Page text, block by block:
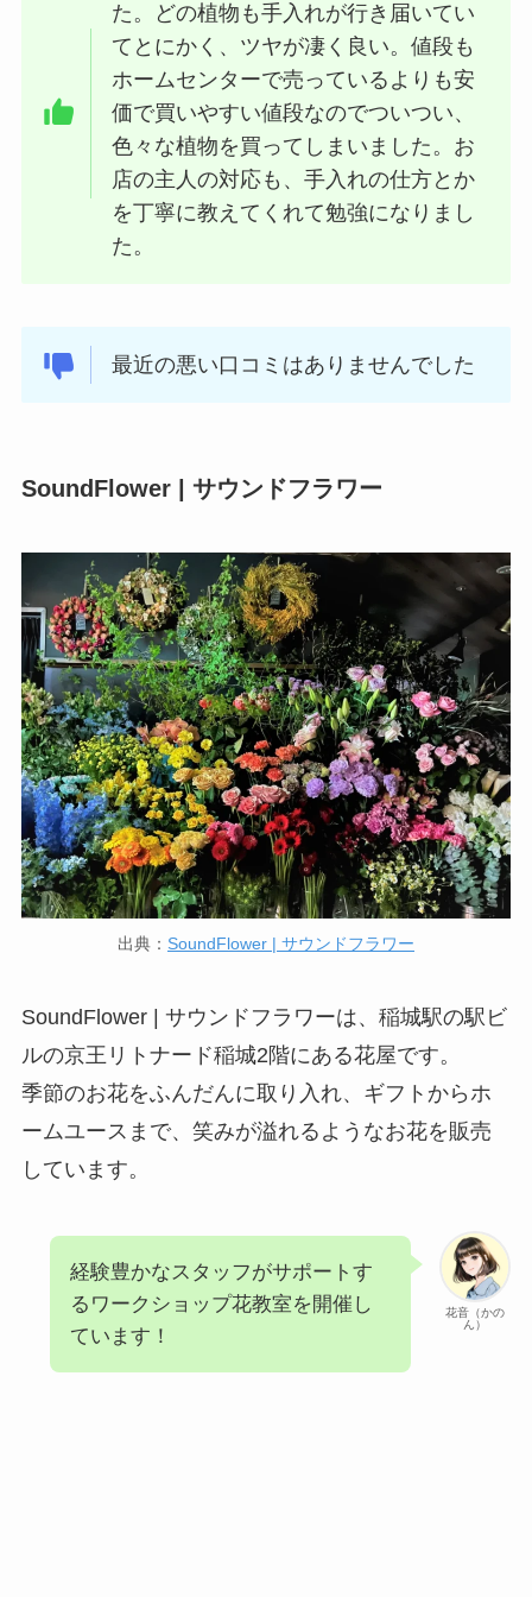
た。どの植物も手入れが行き届いてい
てとにかく、ツヤが凄く良い。値段も
ホームセンターで売っているよりも安
価で買いやすい値段なのでついつい、
色々な植物を買ってしまいました。お
店の主人の対応も、手入れの仕方とか
を丁寧に教えてくれて勉強になりまし
た。
最近の悪い口コミはありませんでした
SoundFlower | サウンドフラワー
出典： SoundFlower | サウンドフラワー
SoundFlower | サウンドフラワーは、稲城駅の駅ビ
ルの京王リトナード稲城2階にある花屋です。
季節のお花をふんだんに取り入れ、ギフトからホ
ームユースまで、笑みが溢れるようなお花を販売
しています。
花音（かの
ん）
経験豊かなスタッフがサポートす
るワークショップ花教室を開催し
ています！